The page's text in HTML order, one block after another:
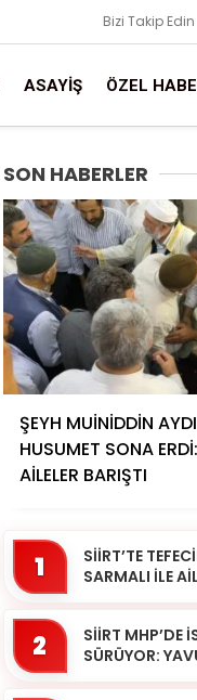
Bizi Takip Edin
ASAYIŞ ÖZEL
SON HABERLER
ŞEYH MUİNİDDİN
HUSUMET SONA
AİLELER BARIŞTI
1
SİİRT’TE
SARMALI İLE
2
SİİRT MHP’DE
SÜRÜYOR: